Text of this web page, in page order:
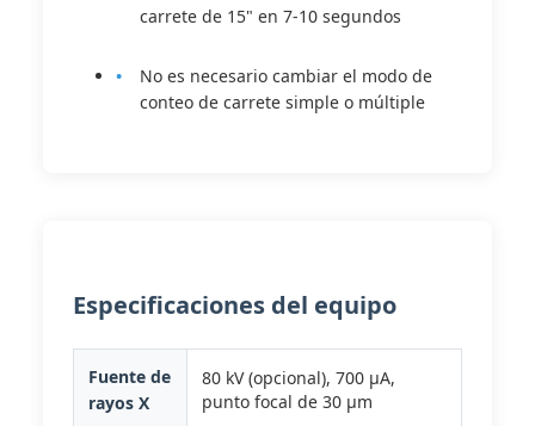
carrete de 15" en 7-10 segundos
No es necesario cambiar el modo de
conteo de carrete simple o múltiple
Especificaciones del equipo
Fuente de
rayos X
80 kV (opcional), 700 μA,
punto focal de 30 μm